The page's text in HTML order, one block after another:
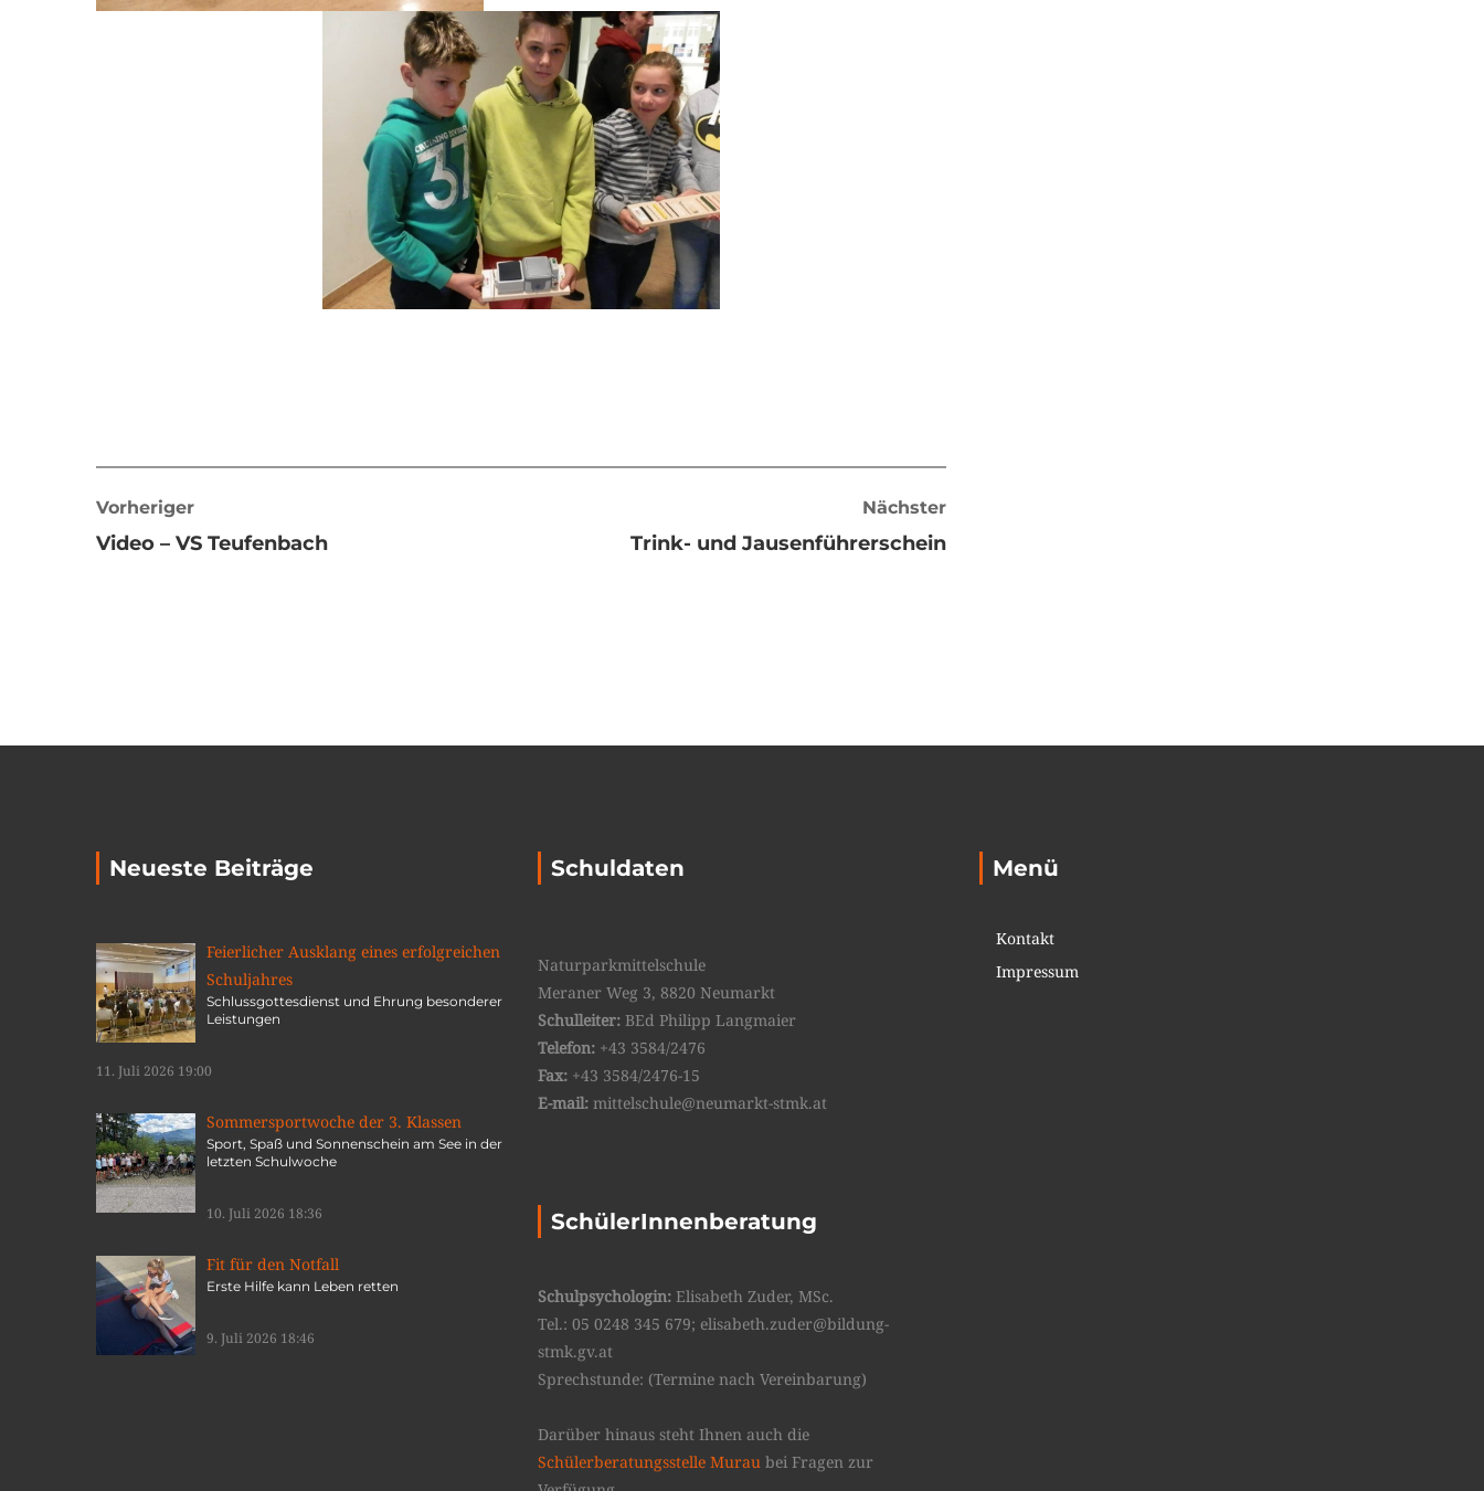
Vorheriger
Video – VS Teufenbach
Nächster
Trink- und Jausenführerschein
Neueste Beiträge
Feierlicher Ausklang eines erfolgreichen
Schuljahres
Schlussgottesdienst und Ehrung besonderer
Leistungen
11. Juli 2026 19:00
Sommersportwoche der 3. Klassen
Sport, Spaß und Sonnenschein am See in der
letzten Schulwoche
10. Juli 2026 18:36
Fit für den Notfall
Erste Hilfe kann Leben retten
9. Juli 2026 18:46
Schuldaten
Naturparkmittelschule
Meraner Weg 3, 8820 Neumarkt
Schulleiter: BEd Philipp Langmaier
Telefon: +43 3584/2476
Fax: +43 3584/2476-15
E-mail: mittelschule@neumarkt-stmk.at
SchülerInnenberatung
Schulpsychologin: Elisabeth Zuder, MSc.
Tel.: 05 0248 345 679; elisabeth.zuder@bildung-
stmk.gv.at
Sprechstunde: (Termine nach Vereinbarung)
Darüber hinaus steht Ihnen auch die
Schülerberatungsstelle Murau bei Fragen zur
Menü
Kontakt
Impressum